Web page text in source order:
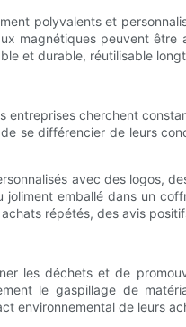
polyvalents et
magnétiques peuvent
et durable, réutilisable
entreprises cherchent
se différencier de leurs
avec des logos,
emballé dans un
répétés, des avis
les déchets et de
le gaspillage de
environnemental de leurs